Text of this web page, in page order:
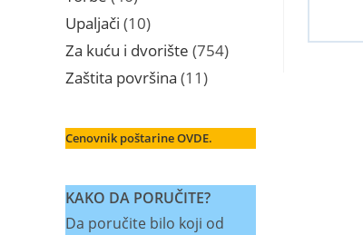
proizvoda
Upaljači 1010
proizvoda
Za kuću i dvorište 754754
Zaštita površina 11 11
Cenovnik poštarine OVDE.
KAKO DA PORUČITE?
Da poručite bilo koji od